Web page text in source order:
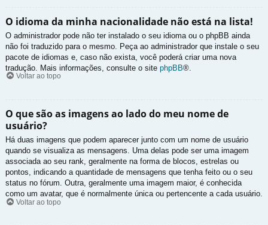
O idioma da minha nacionalidade não está na lista!
O administrador pode não ter instalado o seu idioma ou o phpBB ainda
não foi traduzido para o mesmo. Peça ao administrador que instale o seu
pacote de idiomas e, caso não exista, você poderá criar uma nova
tradução. Mais informações, consulte o site phpBB®.
Voltar ao topo
O que são as imagens ao lado do meu nome de
usuário?
Há duas imagens que podem aparecer junto com um nome de usuário
quando se visualiza as mensagens. Uma delas pode ser uma imagem
associada ao seu rank, geralmente na forma de blocos, estrelas ou
pontos, indicando a quantidade de mensagens que tenha feito ou o seu
status no fórum. Outra, geralmente uma imagem maior, é conhecida
como um avatar, que é normalmente única ou pertencente a cada usuário.
Voltar ao topo